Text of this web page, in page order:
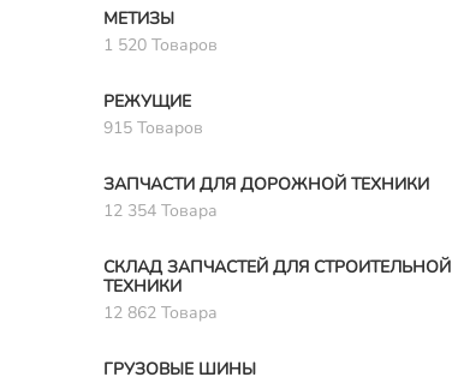
МЕТИЗЫ
1 520 Товаров
РЕЖУЩИЕ
915 Товаров
ЗАПЧАСТИ ДЛЯ ДОРОЖНОЙ ТЕХНИКИ
12 354 Товара
СКЛАД ЗАПЧАСТЕЙ ДЛЯ СТРОИТЕЛЬНОЙ
ТЕХНИКИ
12 862 Товара
ГРУЗОВЫЕ ШИНЫ